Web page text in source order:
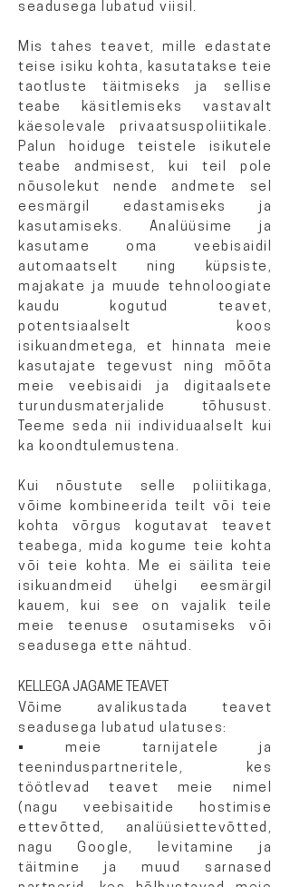
seadusega lubatud viisil.
Mis tahes teavet, mille edastate
teise isiku kohta, kasutatakse teie
taotluste täitmiseks ja sellise
teabe käsitlemiseks vastavalt
käesolevale privaatsuspoliitikale.
Palun hoiduge teistele isikutele
teabe andmisest, kui teil pole
nõusolekut nende andmete sel
eesmärgil edastamiseks ja
kasutamiseks. Analüüsime ja
kasutame oma veebisaidil
automaatselt ning küpsiste,
majakate ja muude tehnoloogiate
kaudu kogutud teavet,
potentsiaalselt koos
isikuandmetega, et hinnata meie
kasutajate tegevust ning mõõta
meie veebisaidi ja digitaalsete
turundusmaterjalide tõhusust.
Teeme seda nii individuaalselt kui
ka koondtulemustena.
Kui nõustute selle poliitikaga,
võime kombineerida teilt või teie
kohta võrgus kogutavat teavet
teabega, mida kogume teie kohta
või teie kohta. Me ei säilita teie
isikuandmeid ühelgi eesmärgil
kauem, kui see on vajalik teile
meie teenuse osutamiseks või
seadusega ette nähtud.
KELLEGA JAGAME TEAVET
Võime avalikustada teavet
seadusega lubatud ulatuses:
• meie tarnijatele ja
teeninduspartneritele, kes
töötlevad teavet meie nimel
(nagu veebisaitide hostimise
ettevõtted, analüüsiettevõtted,
nagu Google, levitamine ja
täitmine ja muud sarnased